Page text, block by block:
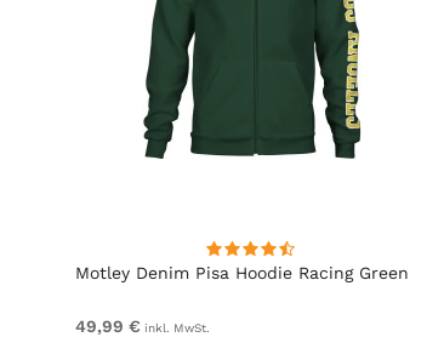
Motley Denim Pisa Hoodie Racing Green
49,99 € inkl. MwSt.